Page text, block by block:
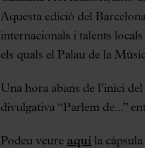
Aquesta edició del
internacionals i talents
els quals el Palau de la
Una hora abans de l’inici
divulgativa “Parlem de...”
Podeu veure aquí la